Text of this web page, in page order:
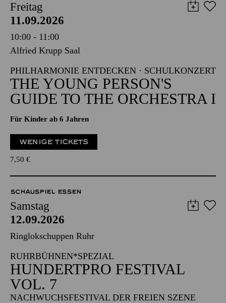
Freitag
11.09.2026
10:00 - 11:00
Alfried Krupp Saal
PHILHARMONIE ENTDECKEN · SCHULKONZERT
THE YOUNG PERSON'S
GUIDE TO THE ORCHESTRA I
Für Kinder ab 6 Jahren
WENIGE TICKETS
7,50 €
SCHAUSPIEL ESSEN
Samstag
12.09.2026
Ringlokschuppen Ruhr
RUHRBÜHNEN*SPEZIAL
HUNDERTPRO FESTIVAL
VOL. 7
NACHWUCHSFESTIVAL DER FREIEN SZENE